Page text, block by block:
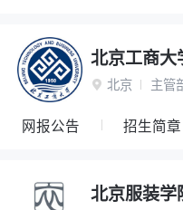
北京工商大
 北京 主管
网报公告 招生简章
北京服装学